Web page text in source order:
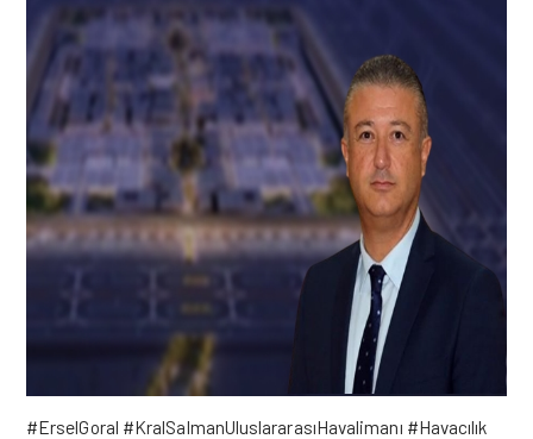
#ErselGoral #KralSalmanUluslararasıHavalimanı #Havacılık